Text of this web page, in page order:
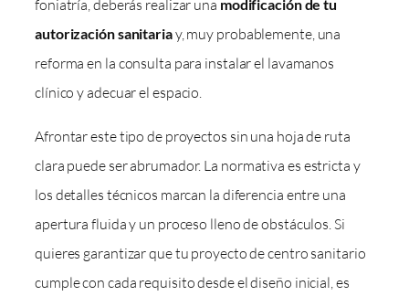
foniatría, deberás realizar una modificación de tu
autorización sanitariay, muy probablemente, una
reforma en la consulta para instalar el lavamanos
clínico y adecuar el espacio.
Afrontar este tipo de proyectos sin una hoja de ruta
clara puede ser abrumador. La normativa es estricta y
los detalles técnicos marcan la diferencia entre una
apertura fluida y un proceso lleno de obstáculos. Si
quieres garantizar que tu proyecto de centro sanitario
cumple con cada requisito desde el diseño inicial, es